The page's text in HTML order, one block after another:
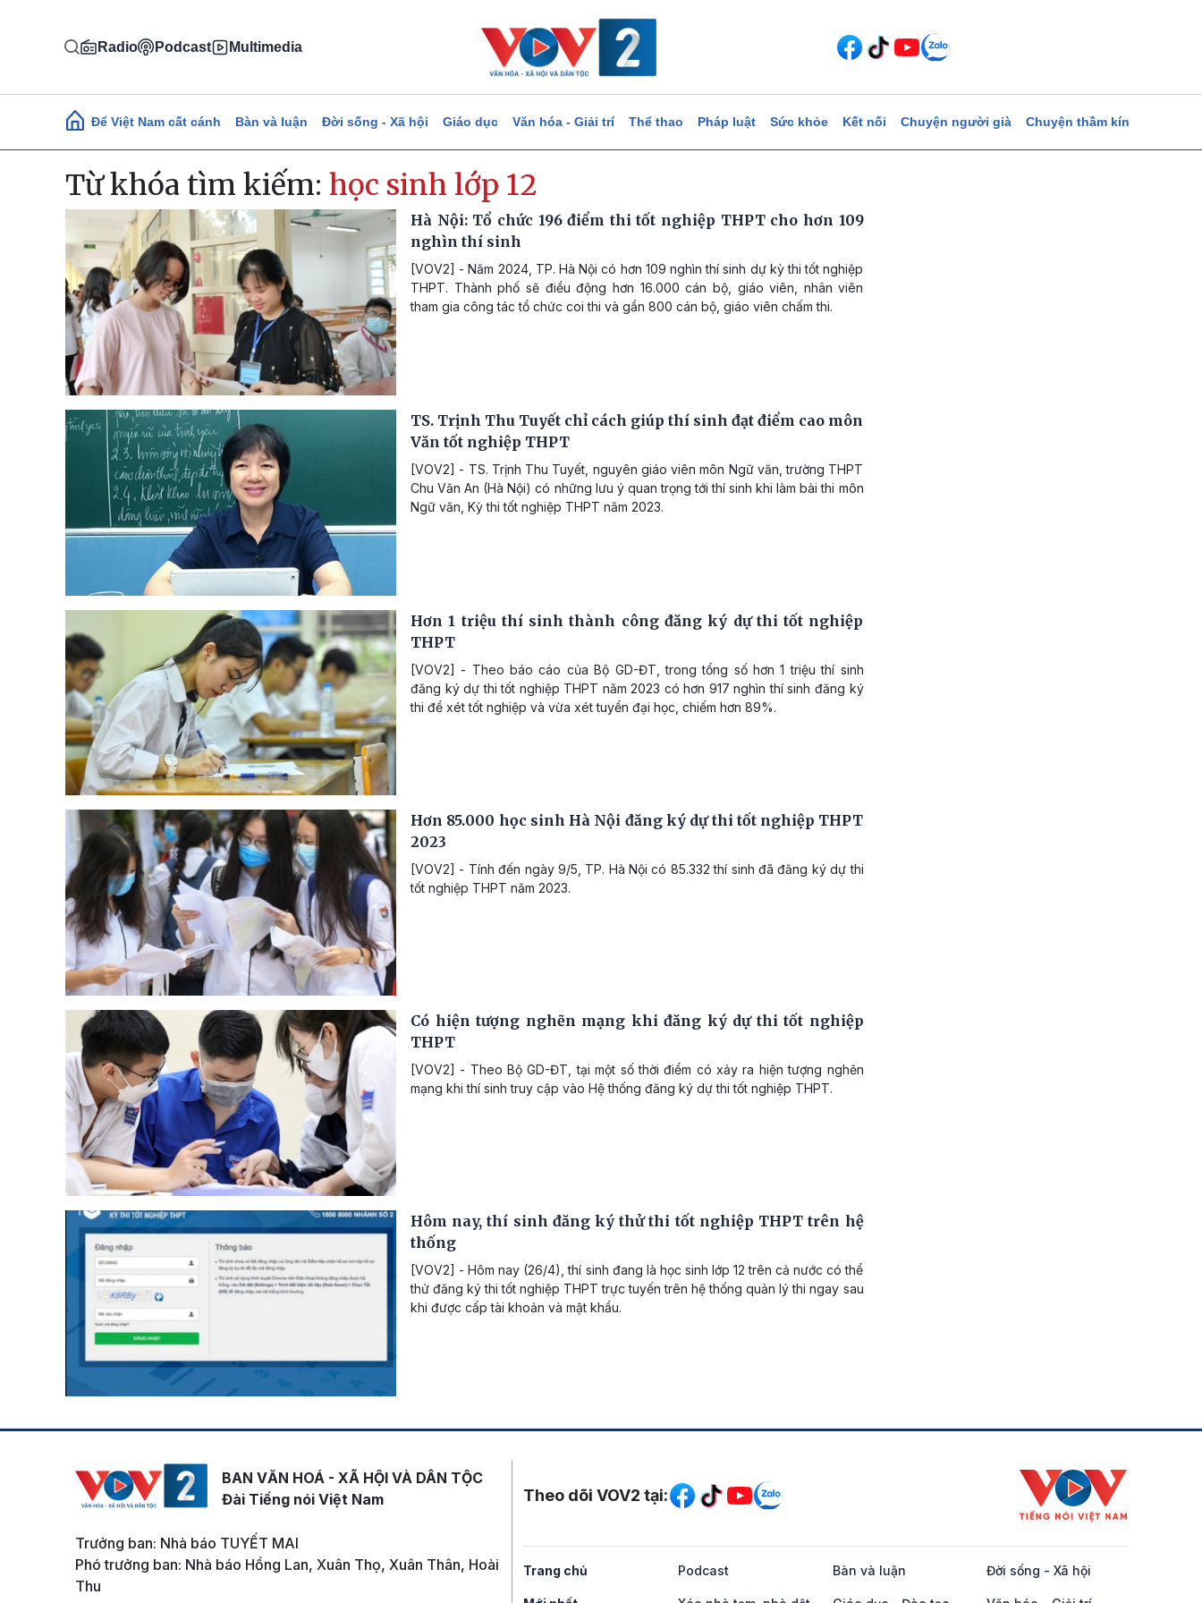
Radio Podcast Multimedia
Main navigation
Để Việt Nam cất cánh Bàn và luận Đời sống - Xã hội Giáo dục Văn hóa - Giải trí Thể thao Pháp luật Sức khỏe Kết nối Chuyện người già Chuyện thầm kín
Từ khóa tìm kiếm: học sinh lớp 12
Hà Nội: Tổ chức 196 điểm thi tốt nghiệp THPT cho hơn 109
nghìn thí sinh
[VOV2] - Năm 2024, TP. Hà Nội có hơn 109 nghìn thí sinh dự kỳ thi tốt nghiệp
THPT. Thành phố sẽ điều động hơn 16.000 cán bộ, giáo viên, nhân viên
tham gia công tác tổ chức coi thi và gần 800 cán bộ, giáo viên chấm thi.
TS. Trịnh Thu Tuyết chỉ cách giúp thí sinh đạt điểm cao môn
Văn tốt nghiệp THPT
[VOV2] - TS. Trịnh Thu Tuyết, nguyên giáo viên môn Ngữ văn, trường THPT
Chu Văn An (Hà Nội) có những lưu ý quan trọng tới thí sinh khi làm bài thi môn
Ngữ văn, Kỳ thi tốt nghiệp THPT năm 2023.
Hơn 1 triệu thí sinh thành công đăng ký dự thi tốt nghiệp
THPT
[VOV2] - Theo báo cáo của Bộ GD-ĐT, trong tổng số hơn 1 triệu thí sinh
đăng ký dự thi tốt nghiệp THPT năm 2023 có hơn 917 nghìn thí sinh đăng ký
thi để xét tốt nghiệp và vừa xét tuyển đại học, chiếm hơn 89%.
Hơn 85.000 học sinh Hà Nội đăng ký dự thi tốt nghiệp THPT
2023
[VOV2] - Tính đến ngày 9/5, TP. Hà Nội có 85.332 thí sinh đã đăng ký dự thi
tốt nghiệp THPT năm 2023.
Có hiện tượng nghẽn mạng khi đăng ký dự thi tốt nghiệp
THPT
[VOV2] - Theo Bộ GD-ĐT, tại một số thời điểm có xảy ra hiện tượng nghẽn
mạng khi thí sinh truy cập vào Hệ thống đăng ký dự thi tốt nghiệp THPT.
Hôm nay, thí sinh đăng ký thử thi tốt nghiệp THPT trên hệ
thống
[VOV2] - Hôm nay (26/4), thí sinh đang là học sinh lớp 12 trên cả nước có thể
thử đăng ký thi tốt nghiệp THPT trực tuyến trên hệ thống quản lý thi ngay sau
khi được cấp tài khoản và mật khẩu.
BAN VĂN HOÁ - XÃ HỘI VÀ DÂN TỘC
Đài Tiếng nói Việt Nam
Trưởng ban: Nhà báo TUYẾT MAI
Phó trưởng ban: Nhà báo Hồng Lan, Xuân Thọ, Xuân Thân, Hoài
Thu
Mạng xã hội
Theo dõi VOV2 tại:
Trang chủ Podcast Bàn và luận Đời sống - Xã hội